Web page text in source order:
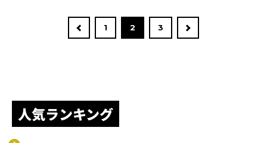
1 2 3
人気ランキング